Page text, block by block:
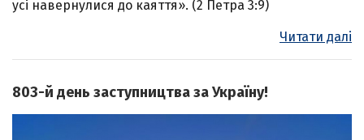
усі навернулися до каяття». (2 Петра 3:9)
Читати далі
803-й день заступництва за Україну!